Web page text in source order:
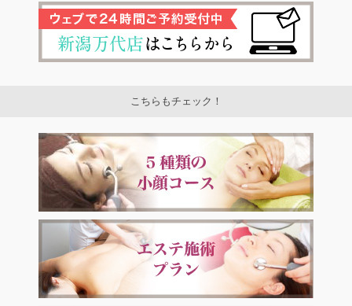
こちらもチェック！